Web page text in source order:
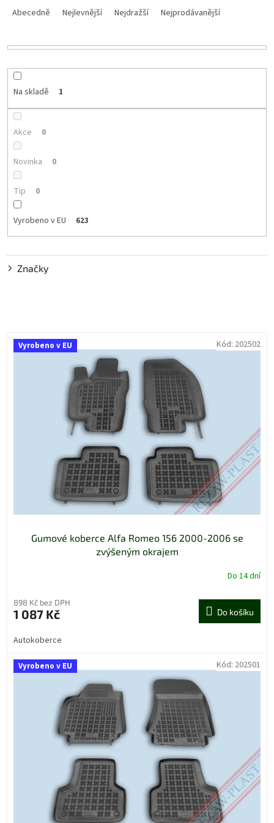
n
í
o
Abecedně Nejlevnější Nejdražší Nejprodávanější
Na skladě 1
Akce 0
Novinka 0
Tip 0
Vyrobeno v EU 623
Značky
Vyrobeno v EU
Gumové koberce Alfa Romeo 156 2000-2006 se
zvýšeným okrajem
Do 14 dní
898 Kč bez DPH
1 087 Kč Do košíku
Autokoberce
Kód: 202502
Vyrobeno v EU Kód: 202501